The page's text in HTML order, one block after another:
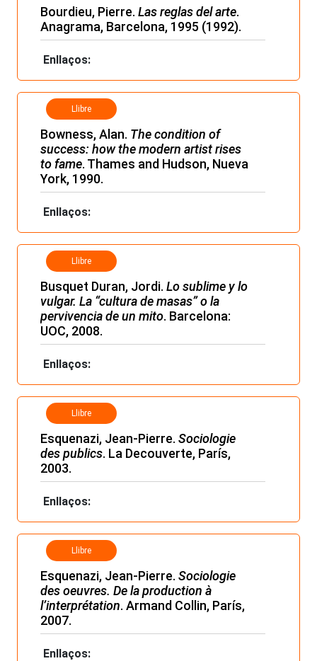
Bourdieu, Pierre. Las reglas del arte.
Anagrama, Barcelona, 1995 (1992).
Enllaços:
Llibre
Bowness, Alan. The condition of
success: how the modern artist rises
to fame. Thames and Hudson, Nueva
York, 1990.
Enllaços:
Llibre
Busquet Duran, Jordi. Lo sublime y lo
vulgar. La “cultura de masas” o la
pervivencia de un mito. Barcelona:
UOC, 2008.
Enllaços:
Llibre
Esquenazi, Jean-Pierre. Sociologie
des publics. La Decouverte, París,
2003.
Enllaços:
Llibre
Esquenazi, Jean-Pierre. Sociologie
des oeuvres. De la production à
l’interprétation. Armand Collin, París,
2007.
Enllaços: